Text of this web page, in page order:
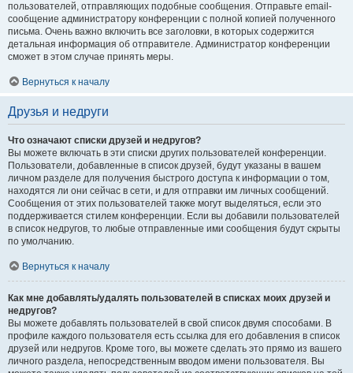
пользователей, отправляющих подобные сообщения. Отправьте email-
сообщение администратору конференции с полной копией полученного
письма. Очень важно включить все заголовки, в которых содержится
детальная информация об отправителе. Администратор конференции
сможет в этом случае принять меры.
Вернуться к началу
Друзья и недруги
Что означают списки друзей и недругов?
Вы можете включать в эти списки других пользователей конференции.
Пользователи, добавленные в список друзей, будут указаны в вашем
личном разделе для получения быстрого доступа к информации о том,
находятся ли они сейчас в сети, и для отправки им личных сообщений.
Сообщения от этих пользователей также могут выделяться, если это
поддерживается стилем конференции. Если вы добавили пользователей
в список недругов, то любые отправленные ими сообщения будут скрыты
по умолчанию.
Вернуться к началу
Как мне добавлять/удалять пользователей в списках моих друзей и
недругов?
Вы можете добавлять пользователей в свой список двумя способами. В
профиле каждого пользователя есть ссылка для его добавления в список
друзей или недругов. Кроме того, вы можете сделать это прямо из вашего
личного раздела, непосредственным вводом имени пользователя. Вы